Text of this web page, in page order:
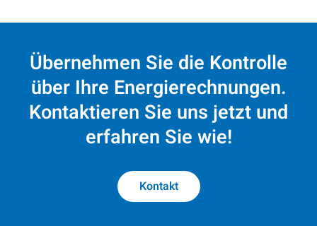
Übernehmen Sie die Kontrolle
über Ihre Energierechnungen.
Kontaktieren Sie uns jetzt und
erfahren Sie wie!
Kontakt